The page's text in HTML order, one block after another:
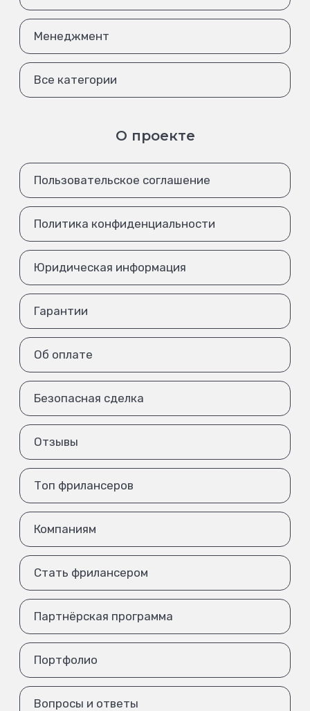
Менеджмент
Все категории
О проекте
Пользовательское соглашение
Политика конфиденциальности
Юридическая информация
Гарантии
Об оплате
Безопасная сделка
Отзывы
Топ фрилансеров
Компаниям
Стать фрилансером
Партнёрская программа
Портфолио
Вопросы и ответы